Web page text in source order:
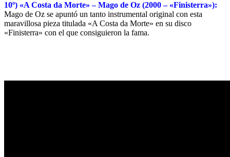
10º) «A Costa da Morte» – Mago de Oz (2000 – «Finisterra»):
Mago de Oz se apuntó un tanto instrumental original con esta
maravillosa pieza titulada «A Costa da Morte» en su disco
«Finisterra» con el que consiguieron la fama.